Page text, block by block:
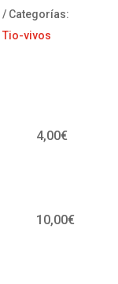
Categorías:
Tio-vivos
4,00€
10,00€